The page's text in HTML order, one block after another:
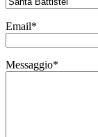
Email*
Messaggio*